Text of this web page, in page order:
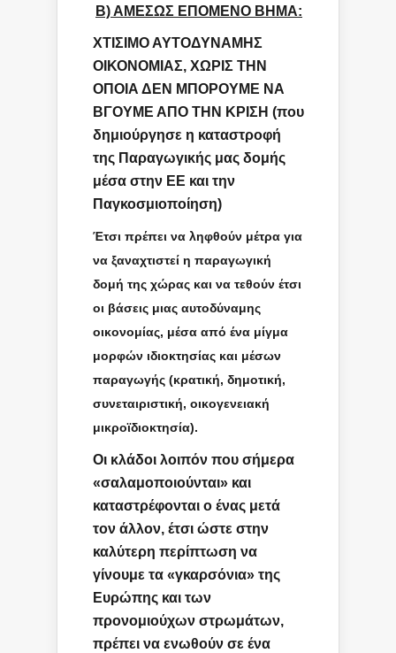
Β) ΑΜΕΣΩΣ ΕΠΟΜΕΝΟ ΒΗΜΑ:
ΧΤΙΣΙΜΟ ΑΥΤΟΔΥΝΑΜΗΣ
ΟΙΚΟΝΟΜΙΑΣ, ΧΩΡΙΣ ΤΗΝ
ΟΠΟΙΑ ΔΕΝ ΜΠΟΡΟΥΜΕ ΝΑ
ΒΓΟΥΜΕ ΑΠΟ ΤΗΝ ΚΡΙΣΗ (που
δημιούργησε η καταστροφή
της Παραγωγικής μας δομής
μέσα στην ΕΕ και την
Παγκοσμιοποίηση)
Έτσι πρέπει να ληφθούν μέτρα για
να ξαναχτιστεί η παραγωγική
δομή της χώρας και να τεθούν έτσι
οι βάσεις μιας αυτοδύναμης
οικονομίας, μέσα από ένα μίγμα
μορφών ιδιοκτησίας και μέσων
παραγωγής (κρατική, δημοτική,
συνεταιριστική, οικογενειακή
μικροϊδιοκτησία).
Οι κλάδοι λοιπόν που σήμερα
«σαλαμοποιούνται» και
καταστρέφονται ο ένας μετά
τον άλλον, έτσι ώστε στην
καλύτερη περίπτωση να
γίνουμε τα «γκαρσόνια» της
Ευρώπης και των
προνομιούχων στρωμάτων,
πρέπει να ενωθούν σε ένα